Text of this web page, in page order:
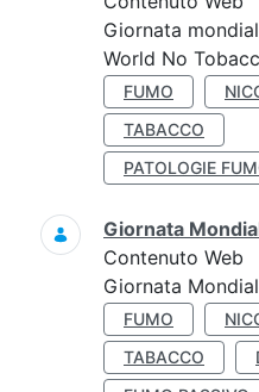
Giornata
World No
FUMO
TABACCO
PATOLOGIE
Giornata
Contenuto Web
Giornata
FUMO
TABACCO